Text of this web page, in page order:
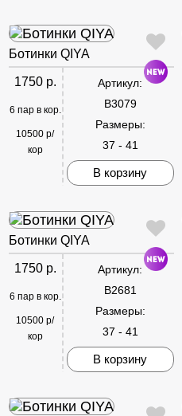
Ботинки QIYA
1750 р.
6 пар в кор.
10500 р/
кор
Артикул:
B3079
Размеры:
37 - 41
В корзину
Ботинки QIYA
1750 р.
6 пар в кор.
10500 р/
кор
Артикул:
B2681
Размеры:
37 - 41
В корзину